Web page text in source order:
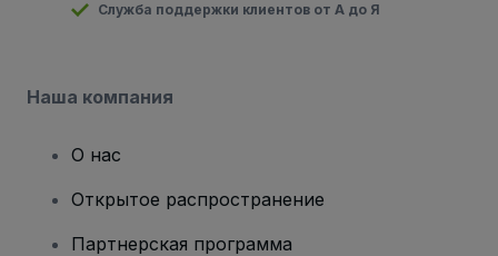
Служба поддержки клиентов от А до Я
Наша компания
О нас
Открытое распространение
Партнерская программа